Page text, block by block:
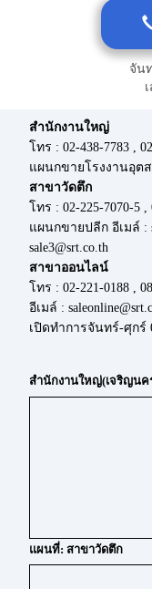
จัน
สำนักงานใหญ่
โทร : 02-438-7783 ,
แผนกขายโรงงานอุตส
สาขาวัดตึก
โทร : 02-225-7070-5 ,
แผนกขายปลีก อีเมล์ :
sale3@srt.co.th
สาขาออนไลน์
โทร : 02-221-0188 ,
อีเมล์ :
เปิดทำการจันทร์-ศุกร์
สำนักงานใหญ่(เจริญนค
แผนที่: สาขาวัดตึก